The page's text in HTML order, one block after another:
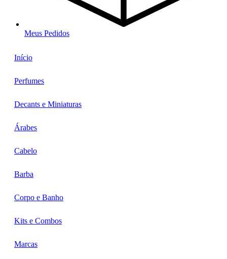
Meus Pedidos
Início
Perfumes
Decants e Miniaturas
Árabes
Cabelo
Barba
Corpo e Banho
Kits e Combos
Marcas